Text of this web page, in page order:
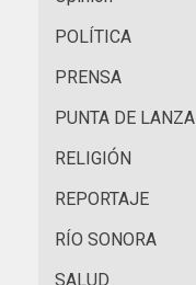
POLÍTICA
PRENSA
PUNTA DE LANZA
RELIGIÓN
REPORTAJE
RÍO SONORA
SALUD